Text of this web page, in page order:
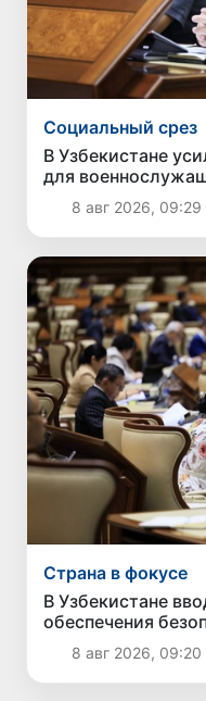
Социальный срез
В Узбекистане
для
8 авг 2026, 09:29
Страна в фокусе
В Узбекистане
обеспечения
8 авг 2026, 09:20